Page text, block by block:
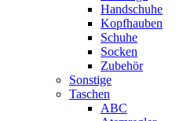
Handschuhe
Kopfhauben
Schuhe
Socken
Zubehör
Sonstige
Taschen
ABC